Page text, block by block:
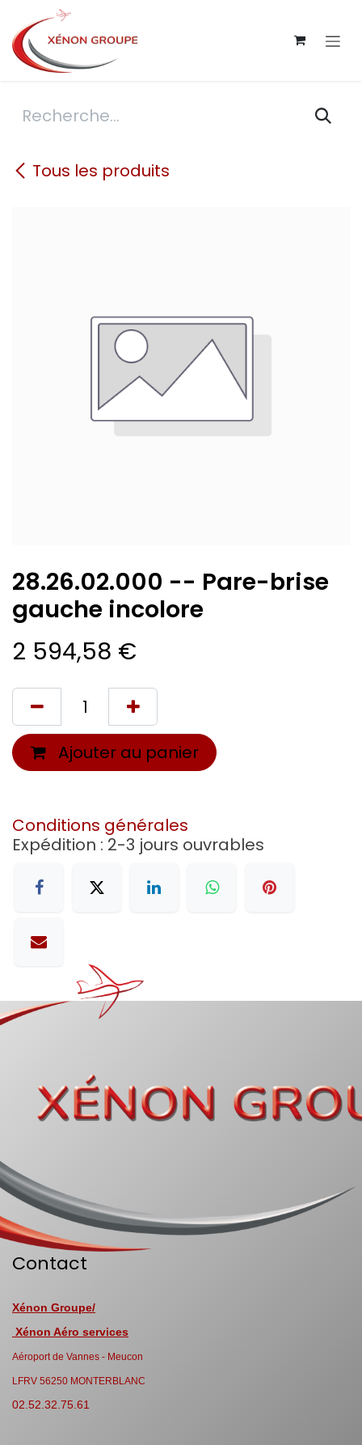
Se rendre au contenu
Tous les produits
28.26.02.000 -- Pare-brise
gauche incolore
2 594,58 €
Ajouter au panier
Conditions générales
Expédition : 2-3 jours ouvrables
Contact
Xénon Groupe/
Xénon Aéro services
Aéroport de Vannes - Meucon
LFRV 56250 MONTERBLANC
02.52.32.75.61